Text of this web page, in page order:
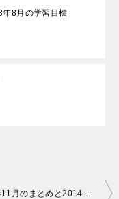
8月の学習目標
2014年11月のまとめと2014年12月の学習目標、解決策2点！